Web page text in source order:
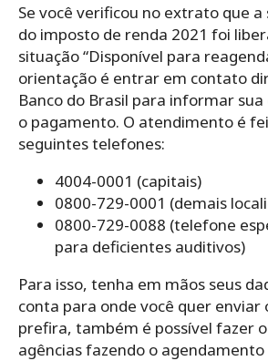
Se você verificou no extrato que
do imposto de renda 2021 foi
situação “Disponível para
orientação é entrar em contato
Banco do Brasil para informar
o pagamento. O atendimento é
seguintes telefones:
4004-0001 (capitais)
0800-729-0001 (demais
0800-729-0088 (telefone
para deficientes auditivos)
Para isso, tenha em mãos seus
conta para onde você quer enviar
prefira, também é possível fazer
agências fazendo o agendamento